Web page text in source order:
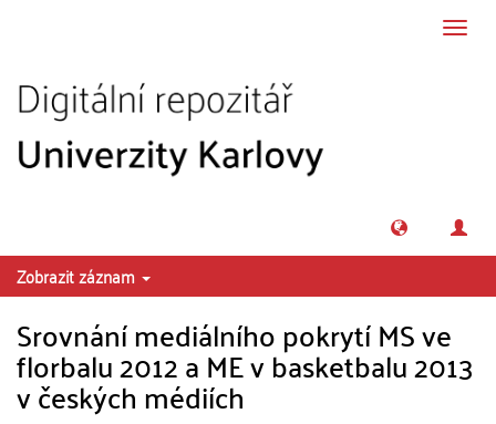
Zobrazit záznam
Srovnání mediálního pokrytí MS ve
florbalu 2012 a ME v basketbalu 2013
v českých médiích